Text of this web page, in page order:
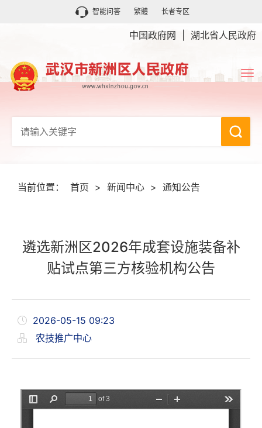
智能问答 繁體 长者专区
中国政府网 湖北省人民政府
当前位置： 首页 > 新闻中心 > 通知公告
遴选新洲区2026年成套设施装备补
贴试点第三方核验机构公告
2026-05-15 09:23
农技推广中心